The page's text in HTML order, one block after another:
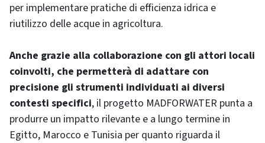
per implementare pratiche di efficienza idrica e
riutilizzo delle acque in agricoltura.
Anche grazie alla collaborazione con gli attori locali
coinvolti, che permetterà di adattare con
precisione gli strumenti individuati ai diversi
contesti specifici, il progetto MADFORWATER punta a
produrre un impatto rilevante e a lungo termine in
Egitto, Marocco e Tunisia per quanto riguarda il